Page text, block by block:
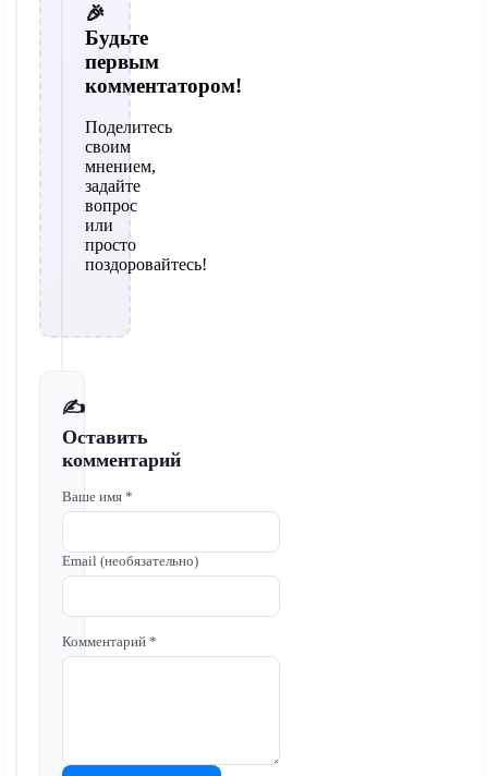
🎉
Будьте
первым
комментатором!
Поделитесь
своим
мнением,
задайте
вопрос
или
просто
поздоровайтесь!
✍️
Оставить
комментарий
Ваше имя *
Email (необязательно)
Комментарий *